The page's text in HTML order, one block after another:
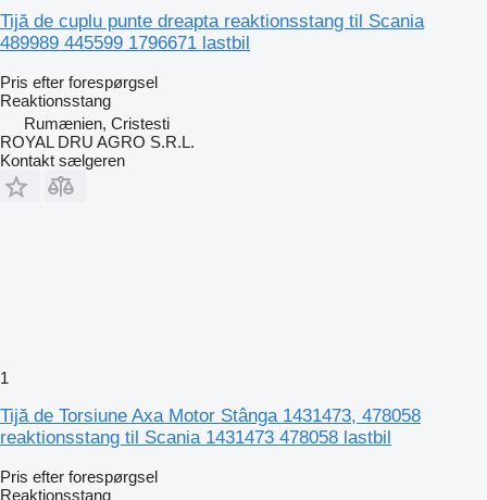
Tijă de cuplu punte dreapta reaktionsstang til Scania
489989 445599 1796671 lastbil
Pris efter forespørgsel
Reaktionsstang
Rumænien, Cristesti
ROYAL DRU AGRO S.R.L.
Kontakt sælgeren
1
Tijă de Torsiune Axa Motor Stânga 1431473, 478058
reaktionsstang til Scania 1431473 478058 lastbil
Pris efter forespørgsel
Reaktionsstang